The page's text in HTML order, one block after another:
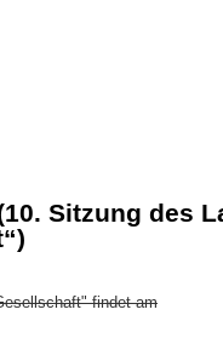
Sitzung des
findet am